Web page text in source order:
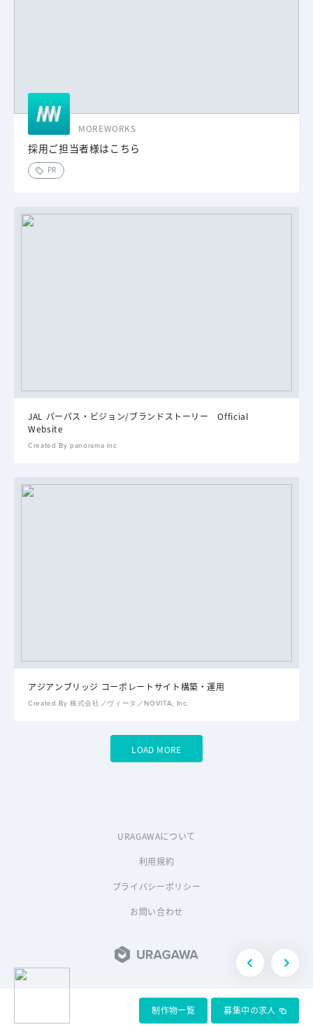
MOREWORKS
採用ご担当者様はこちら
PR
JAL パーパス・ビジョン/ブランドストーリー Official
Website
Created By panorama inc
アジアンブリッジ コーポレートサイト構築・運用
Created By 株式会社ノヴィータ／NOVITA, Inc.
LOAD MORE
制作物一覧 募集中の求人
URAGAWAについて
利用規約
プライバシーポリシー
お問い合わせ